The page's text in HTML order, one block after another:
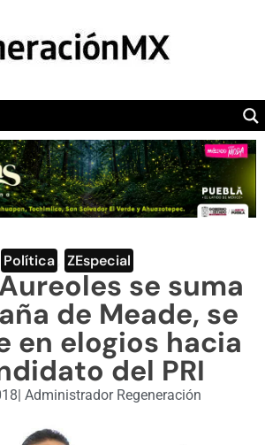
POLÍTICA
CAMALEÓN
OPINIÓN
DEPORTES
ENGLISH SECTION
VIDEOS
Política ZEspecial
se suma
de Meade, se
en elogios hacia
del PRI
| Administrador Regeneración